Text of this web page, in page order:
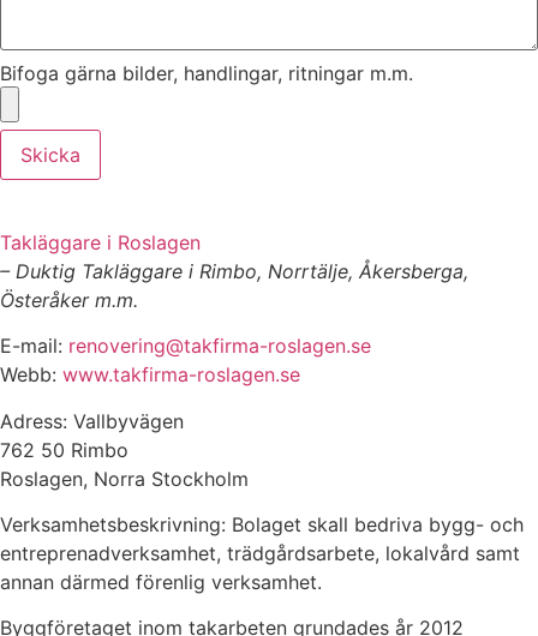
Bifoga gärna bilder, handlingar, ritningar m.m.
Skicka
Takläggare i Roslagen
– Duktig Takläggare i Rimbo, Norrtälje, Åkersberga,
Österåker m.m.
E-mail: renovering@takfirma-roslagen.se
Webb: www.takfirma-roslagen.se
Adress: Vallbyvägen
762 50 Rimbo
Roslagen, Norra Stockholm
Verksamhetsbeskrivning: Bolaget skall bedriva bygg- och
entreprenadverksamhet, trädgårdsarbete, lokalvård samt
annan därmed förenlig verksamhet.
Byggföretaget inom takarbeten grundades år 2012